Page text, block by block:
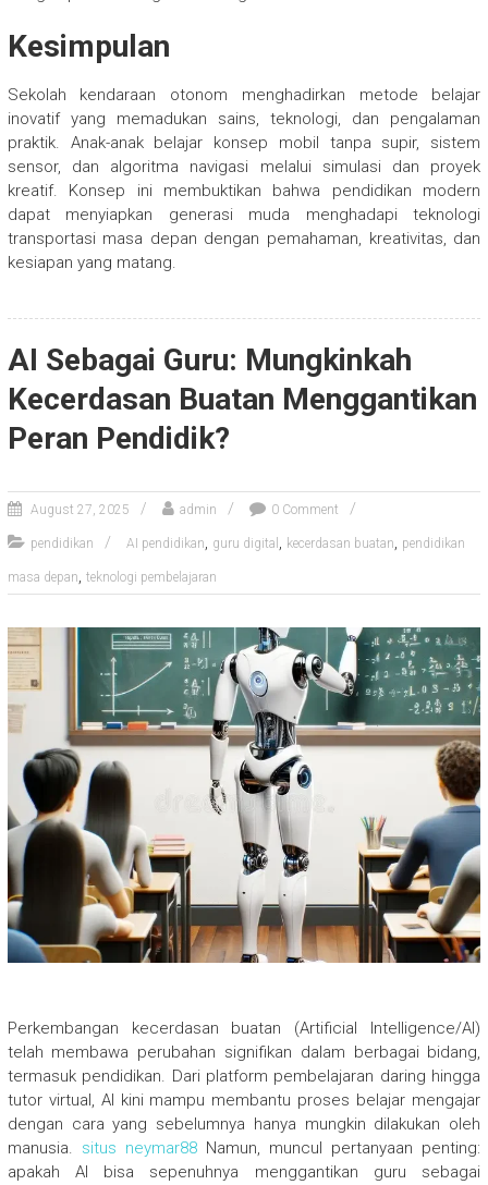
Kesimpulan
Sekolah kendaraan otonom menghadirkan metode belajar
inovatif yang memadukan sains, teknologi, dan pengalaman
praktik. Anak-anak belajar konsep mobil tanpa supir, sistem
sensor, dan algoritma navigasi melalui simulasi dan proyek
kreatif. Konsep ini membuktikan bahwa pendidikan modern
dapat menyiapkan generasi muda menghadapi teknologi
transportasi masa depan dengan pemahaman, kreativitas, dan
kesiapan yang matang.
AI Sebagai Guru: Mungkinkah
Kecerdasan Buatan Menggantikan
Peran Pendidik?
August 27, 2025 admin 0 Comment
pendidikan AI pendidikan, guru digital , kecerdasan buatan, pendidikan
masa depan, teknologi pembelajaran
Perkembangan kecerdasan buatan (Artificial Intelligence/AI)
telah membawa perubahan signifikan dalam berbagai bidang,
termasuk pendidikan. Dari platform pembelajaran daring hingga
tutor virtual, AI kini mampu membantu proses belajar mengajar
dengan cara yang sebelumnya hanya mungkin dilakukan oleh
manusia. situs neymar88Namun, muncul pertanyaan penting:
apakah AI bisa sepenuhnya menggantikan guru sebagai